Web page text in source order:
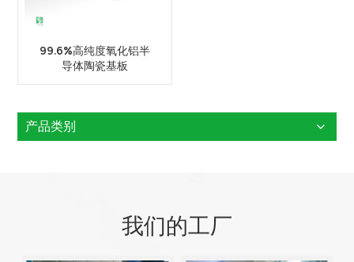
99.6%高纯度氧化铝半
导体陶瓷基板
产品类别
我们的工厂